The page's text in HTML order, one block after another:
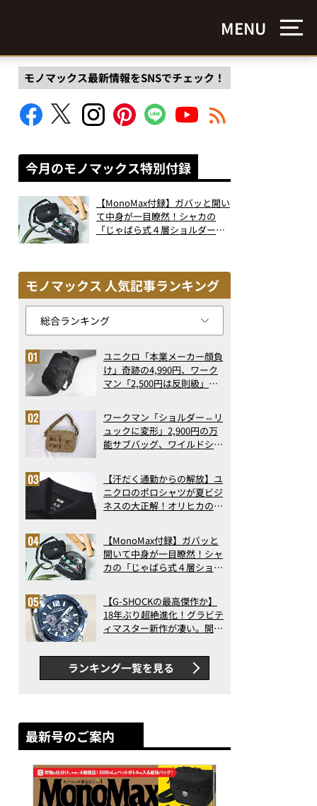
MENU
モノマックス最新情報をSNSでチェック！
今月のモノマックス特別付録
【MonoMax付録】ガバッと開い
て中身が一目瞭然！シャカの
「じゃばら式４層ショルダーバ
モノマックス 人気記事ランキング
ユニクロ「本業メーカー顔負
け」奇跡の4,990円、ワーク
マン「2,500円は反則級」凄
ト3】（2026年6月版）
ワークマン「ショルダー⇔リ
ュックに変形」2,900円の万
能サブバッグ、ワイルドシン
記事ランキングベスト3】
（2026年6月版）
【汗だく通勤からの解放】ユ
ニクロのポロシャツが夏ビジ
ネスの大正解！オリヒカの透
アの実力
【MonoMax付録】ガバッと
開いて中身が一目瞭然！シャ
カの「じゃばら式４層ショル
った！
【G-SHOCKの最高傑作か】
18年ぶり超絶進化！グラビテ
ィマスター新作が凄い。開発
新ムーブメントの衝撃
ランキング一覧を見る
最新号のご案内